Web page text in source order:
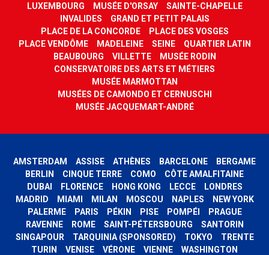
LUXEMBOURG
MUSÉE D'ORSAY
SAINTE-CHAPELLE
INVALIDES
GRAND ET PETIT PALAIS
PLACE DE LA CONCORDE
PLACE DES VOSGES
PLACE VENDÔME
MADELEINE SEINE
QUARTIER LATIN
BEAUBOURG
VILLETTE
MUSÉE RODIN
CONSERVATOIRE DES ARTS ET MÉTIERS
MUSÉE MARMOTTAN
MUSÉES DE CAMONDO ET CERNUSCHI
MUSÉE JACQUEMART-ANDRÉ
AMSTERDAM ASSISE ATHÈNES BARCELONE
BERGAME
BERLIN
CINQUE TERRE COMO
CÔTE AMALFITAINE
DUBAI
FLORENCE HONG KONG LECCE
LONDRES
MADRID
MIAMI MILAN MOSCOU NAPLES
NEW YORK
PALERME
PARIS PÉKIN PISE POMPÉI
PRAGUE
RAVENNE
ROME SAINT-PÉTERSBOURG
SANTORIN
SINGAPOUR
TARQUINIA (SPONSORED) TOKYO
TRENTE
TURIN
VENISE VÉRONE VIENNE WASHINGTON